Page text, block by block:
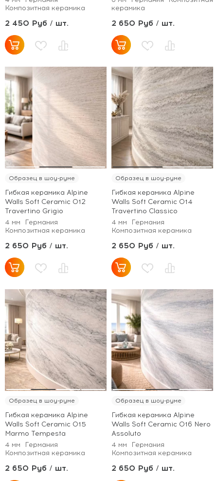
Композитная керамика
2 450 Руб / шт.
керамика
2 650 Руб / шт.
Образец в шоу-руме
Гибкая керамика Alpine
Walls Soft Ceramic 012
Travertino Grigio
4 мм
Германия
Композитная керамика
2 650 Руб / шт.
Образец в шоу-руме
Гибкая керамика Alpine
Walls Soft Ceramic 014
Travertino Classico
4 мм
Германия
Композитная керамика
2 650 Руб / шт.
Образец в шоу-руме
Гибкая керамика Alpine
Walls Soft Ceramic 015
Marmo Tempesta
4 мм
Германия
Композитная керамика
2 650 Руб / шт.
Образец в шоу-руме
Гибкая керамика Alpine
Walls Soft Ceramic 016 Nero
Assoluto
4 мм
Германия
Композитная керамика
2 650 Руб / шт.